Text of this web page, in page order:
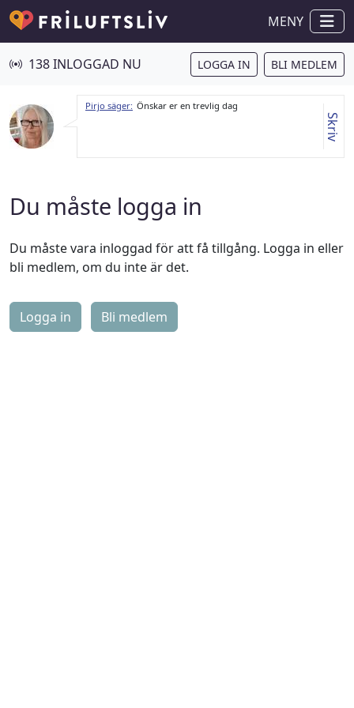
MENY
138 INLOGGAD NU LOGGA IN BLI MEDLEM
Pirjo säger: Önskar er en trevlig dag
Skriv
Du måste logga in
Du måste vara inloggad för att få tillgång. Logga in eller
bli medlem, om du inte är det.
Logga in